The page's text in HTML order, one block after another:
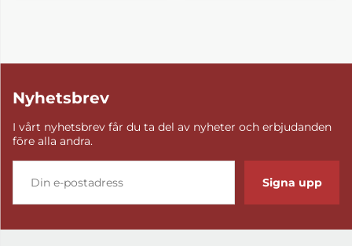
Nyhetsbrev
I vårt nyhetsbrev får du ta del av nyheter och erbjudanden
före alla andra.
Signa upp